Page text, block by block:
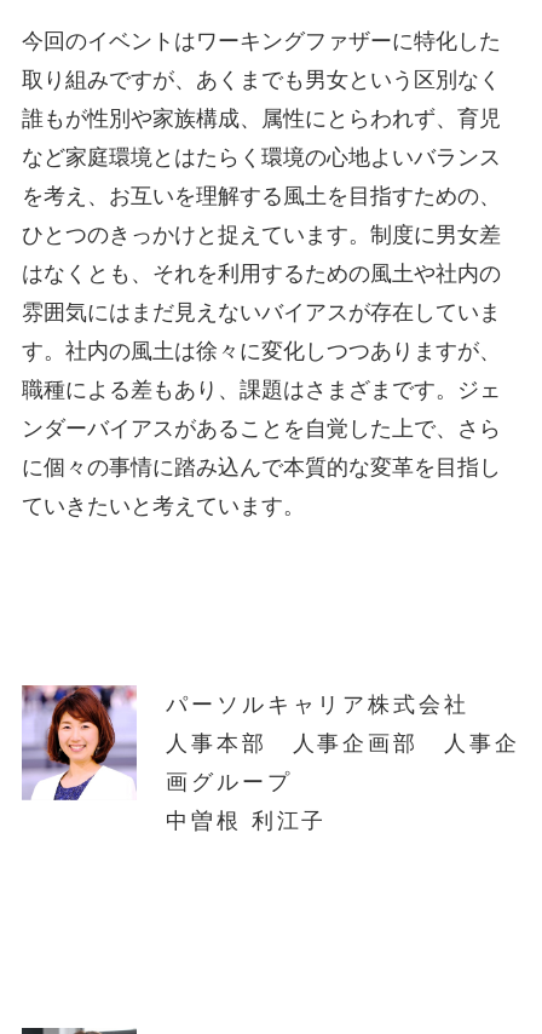
今回のイベントはワーキングファザーに特化した
取り組みですが、あくまでも男女という区別なく
誰もが性別や家族構成、属性にとらわれず、育児
など家庭環境とはたらく環境の心地よいバランス
を考え、お互いを理解する風土を目指すための、
ひとつのきっかけと捉えています。制度に男女差
はなくとも、それを利用するための風土や社内の
雰囲気にはまだ見えないバイアスが存在していま
す。社内の風土は徐々に変化しつつありますが、
職種による差もあり、課題はさまざまです。ジェ
ンダーバイアスがあることを自覚した上で、さら
に個々の事情に踏み込んで本質的な変革を目指し
ていきたいと考えています。
パーソルキャリア株式会社
人事本部 人事企画部 人事企
画グループ
中曽根 利江子